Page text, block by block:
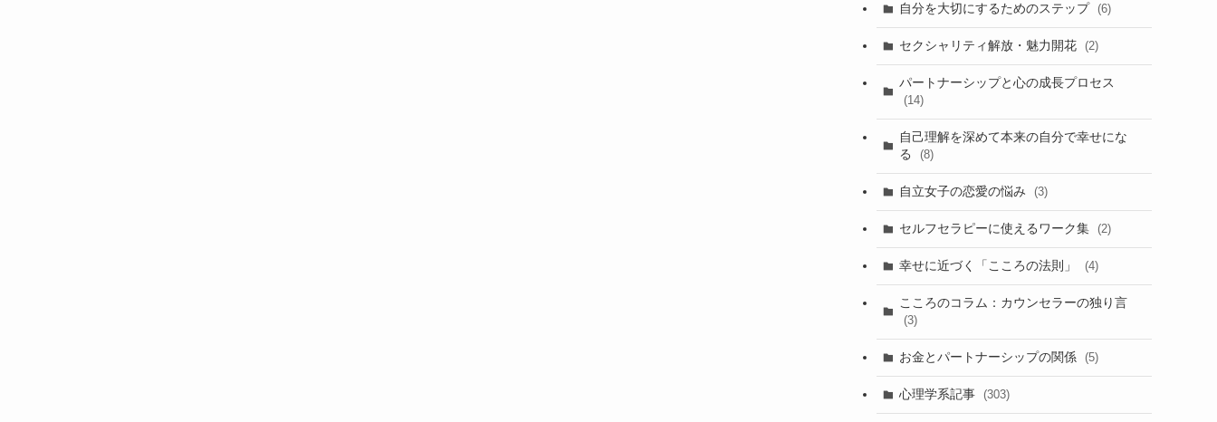
自分を大切にするためのステップ (6)
セクシャリティ解放・魅力開花 (2)
パートナーシップと心の成長プロセス
(14)
自己理解を深めて本来の自分で幸せにな
る
(8)
自立女子の恋愛の悩み (3)
セルフセラピーに使えるワーク集 (2)
幸せに近づく「こころの法則」 (4)
こころのコラム：カウンセラーの独り言
(3)
お金とパートナーシップの関係 (5)
心理学系記事 (303)